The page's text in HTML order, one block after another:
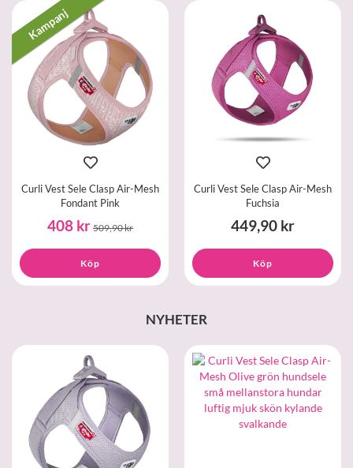
Kampanj
Curli Vest Sele Clasp Air-Mesh
Fondant Pink
408 kr 509,90 kr
Köp
Curli Vest Sele Clasp Air-Mesh
Fuchsia
449,90 kr
Köp
NYHETER